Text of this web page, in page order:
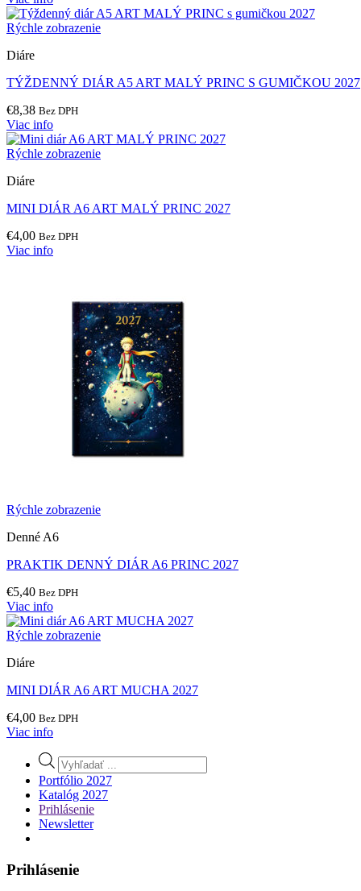
Rýchle zobrazenie
Diáre
TÝŽDENNÝ DIÁR A5 ART MALÝ PRINC S GUMIČKOU 2027
€8,38 Bez DPH
Viac info
Rýchle zobrazenie
Diáre
MINI DIÁR A6 ART MALÝ PRINC 2027
€4,00 Bez DPH
Viac info
Rýchle zobrazenie
Denné A6
PRAKTIK DENNÝ DIÁR A6 PRINC 2027
€5,40 Bez DPH
Viac info
Rýchle zobrazenie
Diáre
MINI DIÁR A6 ART MUCHA 2027
€4,00 Bez DPH
Viac info
Products
search
Portfólio 2027
Katalóg 2027
Prihlásenie
Newsletter
Prihlásenie